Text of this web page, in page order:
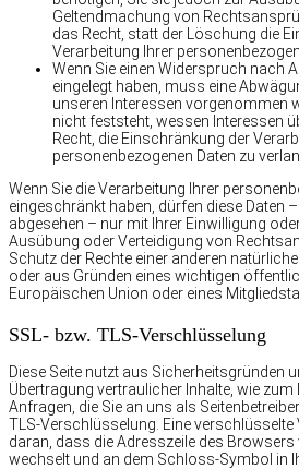
Geltendmachung von
das Recht, statt der Löschung die
Verarbeitung Ihrer
Wenn Sie einen Widerspruch nach
eingelegt haben, muss eine
unseren Interessen vorgenommen
nicht feststeht, wessen Interessen
Recht, die Einschränkung der
personenbezogenen Daten zu
Wenn Sie die Verarbeitung Ihrer
eingeschränkt haben, dürfen diese Daten
abgesehen – nur mit Ihrer Einwilligung
Ausübung oder Verteidigung von
Schutz der Rechte einer anderen
oder aus Gründen eines wichtigen
Europäischen Union oder eines
SSL- bzw. TLS-Verschlüsselung
Diese Seite nutzt aus Sicherheitsgründen
Übertragung vertraulicher Inhalte, wie
Anfragen, die Sie an uns als
TLS-Verschlüsselung. Eine verschlüsselte
daran, dass die Adresszeile des Browsers
wechselt und an dem Schloss-Symbol in